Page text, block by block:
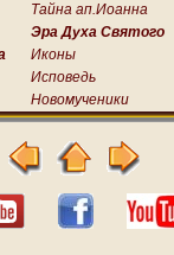
Тайна ап.Иоанна
Эра Духа Святого
Иконы
Исповедь
Новомученики